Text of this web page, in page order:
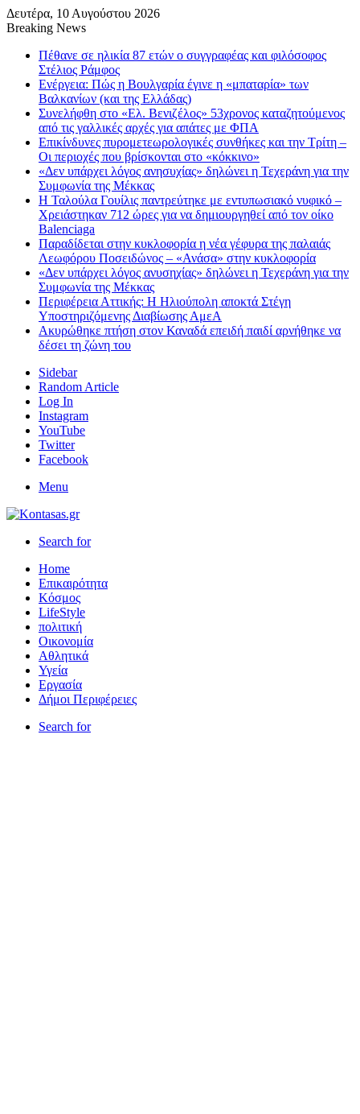
Δευτέρα, 10 Αυγούστου 2026
Breaking News
Πέθανε σε ηλικία 87 ετών ο συγγραφέας και φιλόσοφος
Στέλιος Ράμφος
Ενέργεια: Πώς η Βουλγαρία έγινε η «μπαταρία» των
Βαλκανίων (και της Ελλάδας)
Συνελήφθη στο «Ελ. Βενιζέλος» 53χρονος καταζητούμενος
από τις γαλλικές αρχές για απάτες με ΦΠΑ
Επικίνδυνες πυρομετεωρολογικές συνθήκες και την Τρίτη –
Οι περιοχές που βρίσκονται στο «κόκκινο»
«Δεν υπάρχει λόγος ανησυχίας» δηλώνει η Τεχεράνη για την
Συμφωνία της Μέκκας
Η Ταλούλα Γουίλις παντρεύτηκε με εντυπωσιακό νυφικό –
Χρειάστηκαν 712 ώρες για να δημιουργηθεί από τον οίκο
Balenciaga
Παραδίδεται στην κυκλοφορία η νέα γέφυρα της παλαιάς
Λεωφόρου Ποσειδώνος – «Ανάσα» στην κυκλοφορία
«Δεν υπάρχει λόγος ανυσηχίας» δηλώνει η Τεχεράνη για την
Συμφωνία της Μέκκας
Περιφέρεια Αττικής: Η Ηλιούπολη αποκτά Στέγη
Υποστηριζόμενης Διαβίωσης ΑμεΑ
Ακυρώθηκε πτήση στον Καναδά επειδή παιδί αρνήθηκε να
δέσει τη ζώνη του
Sidebar
Random Article
Log In
Instagram
YouTube
Twitter
Facebook
Menu
Search for
Home
Επικαιρότητα
Κόσμος
LifeStyle
πολιτική
Οικονομία
Αθλητικά
Υγεία
Εργασία
Δήμοι Περιφέρειες
Search for